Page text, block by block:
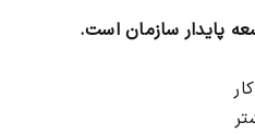
پایدار سازمان است.